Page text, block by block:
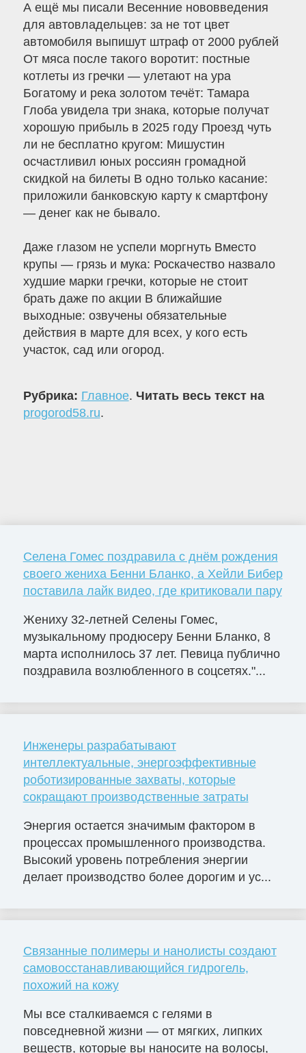
А ещё мы писали Весенние нововведения
для автовладельцев: за не тот цвет
автомобиля выпишут штраф от 2000 рублей
От мяса после такого воротит: постные
котлеты из гречки — улетают на ура
Богатому и река золотом течёт: Тамара
Глоба увидела три знака, которые получат
хорошую прибыль в 2025 году Проезд чуть
ли не бесплатно кругом: Мишустин
осчастливил юных россиян громадной
скидкой на билеты В одно только касание:
приложили банковскую карту к смартфону
— денег как не бывало.
Даже глазом не успели моргнуть Вместо
крупы — грязь и мука: Роскачество назвало
худшие марки гречки, которые не стоит
брать даже по акции В ближайшие
выходные: озвучены обязательные
действия в марте для всех, у кого есть
участок, сад или огород.
Рубрика: Главное. Читать весь текст на
progorod58.ru.
Селена Гомес поздравила с днём рождения
своего жениха Бенни Бланко, а Хейли Бибер
поставила лайк видео, где критиковали пару
Жениху 32-летней Селены Гомес,
музыкальному продюсеру Бенни Бланко, 8
марта исполнилось 37 лет. Певица публично
поздравила возлюбленного в соцсетях."...
Инженеры разрабатывают
интеллектуальные, энергоэффективные
роботизированные захваты, которые
сокращают производственные затраты
Энергия остается значимым фактором в
процессах промышленного производства.
Высокий уровень потребления энергии
делает производство более дорогим и ус...
Связанные полимеры и нанолисты создают
самовосстанавливающийся гидрогель,
похожий на кожу
Мы все сталкиваемся с гелями в
повседневной жизни — от мягких, липких
веществ, которые вы наносите на волосы,